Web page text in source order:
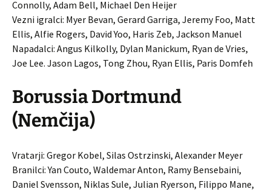
Connolly, Adam Bell, Michael Den Heijer
Vezni igralci: Myer Bevan, Gerard Garriga, Jeremy Foo, Matt
Ellis, Alfie Rogers, David Yoo, Haris Zeb, Jackson Manuel
Napadalci: Angus Kilkolly, Dylan Manickum, Ryan de Vries,
Joe Lee. Jason Lagos, Tong Zhou, Ryan Ellis, Paris Domfeh
Borussia Dortmund
(Nemčija)
Vratarji: Gregor Kobel, Silas Ostrzinski, Alexander Meyer
Branilci: Yan Couto, Waldemar Anton, Ramy Bensebaini,
Daniel Svensson, Niklas Sule, Julian Ryerson, Filippo Mane,